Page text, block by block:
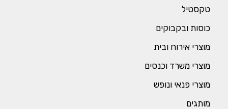
טקסטיל
כוסות ובקבוקים
מוצרי אירוח ובית
מוצרי משרד וכנסים
מוצרי פנאי ונופש
מותגים